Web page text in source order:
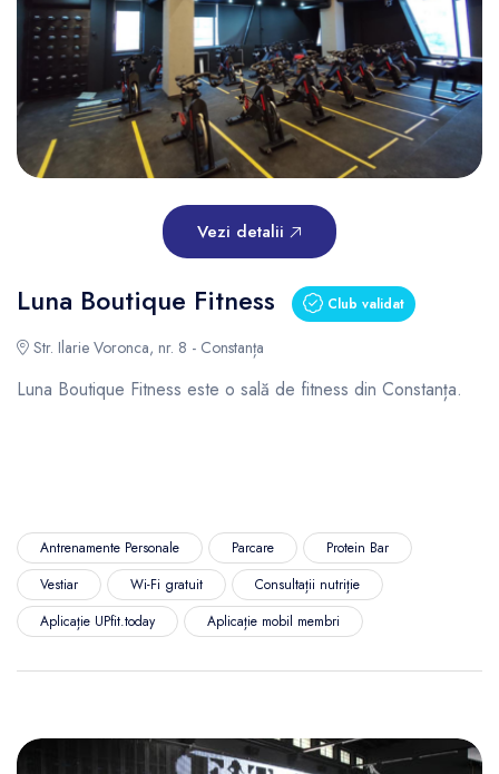
Vezi detalii
Luna Boutique Fitness Club validat
Str. Ilarie Voronca, nr. 8 - Constanța
Luna Boutique Fitness este o sală de fitness din Constanța.
Antrenamente Personale Parcare
Protein Bar
Vestiar
Wi-Fi gratuit
Consultații nutriție
Aplicație UPfit.today
Aplicație mobil membri